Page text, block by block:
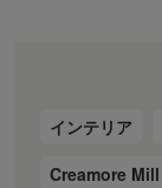
インテリア
Creamore Mill